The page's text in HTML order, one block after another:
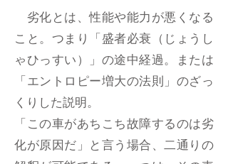
劣化とは、性能や能力が悪くなる
こと。つまり「盛者必衰（じょうし
ゃひっすい）」の途中経過。または
「エントロピー増大の法則」のざっ
くりした説明。
「この車があちこち故障するのは劣
化が原因だ」と言う場合、二通りの